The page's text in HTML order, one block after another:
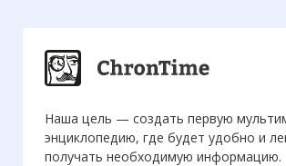
Наша цель — создать первую
энциклопедию, где будет удобно и
получать необходимую информацию.